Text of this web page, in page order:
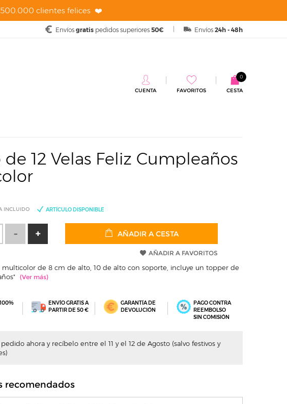
500.000 clientes felices ❤️
Envíos 24h - 48h
Envíos gratis pedidos superiores 50€
CESTA
0
CUENTA FAVORITOS
12 Velas Feliz Cumpleaños
INCLUIDO ARTÍCULO DISPONIBLE
AÑADIR A CESTA
AÑADIR A FAVORITOS
multicolor de 8 cm de alto, 10 de alto con soporte, incluye un topper de
ENVÍO GRATIS A
PARTIR DE 50 €
GARANTÍA DE
DEVOLUCIÓN
PAGO CONTRA
REEMBOLSO
SIN COMISIÓN
ahora y recíbelo entre el 11 y el 12 de Agosto (salvo festivos y
recomendados